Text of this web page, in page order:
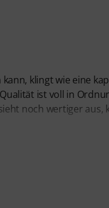
klingt wie eine
ist voll in
noch wertiger aus,